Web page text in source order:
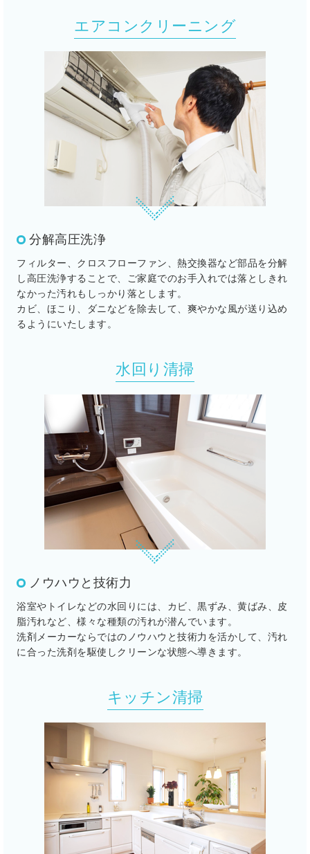
エアコンクリーニング
分解高圧洗浄
フィルター、クロスフローファン、熱交換器など部品を分解
し高圧洗浄することで、ご家庭でのお手入れでは落としきれ
なかった汚れもしっかり落とします。
カビ、ほこり、ダニなどを除去して、爽やかな風が送り込め
るようにいたします。
水回り清掃
ノウハウと技術力
浴室やトイレなどの水回りには、カビ、黒ずみ、黄ばみ、皮
脂汚れなど、様々な種類の汚れが潜んでいます。
洗剤メーカーならではのノウハウと技術力を活かして、汚れ
に合った洗剤を駆使しクリーンな状態へ導きます。
キッチン清掃